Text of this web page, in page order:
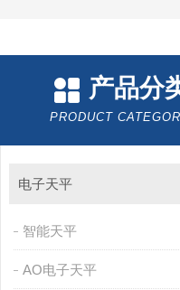
产品分
PRODUCT
电子天平
智能天平
AO电子天平